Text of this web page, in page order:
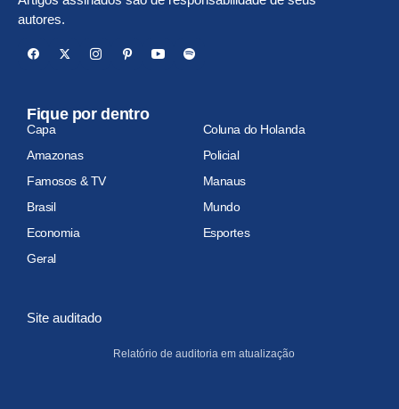
autores.
Fique por dentro
Capa
Coluna do Holanda
Amazonas
Policial
Famosos & TV
Manaus
Brasil
Mundo
Economia
Esportes
Geral
Site auditado
Relatório de auditoria em atualização